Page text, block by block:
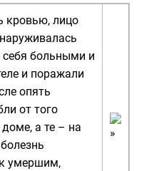
кровью, лицо
себя больными и
и поражали
опять
от того
а те – на
умершим,